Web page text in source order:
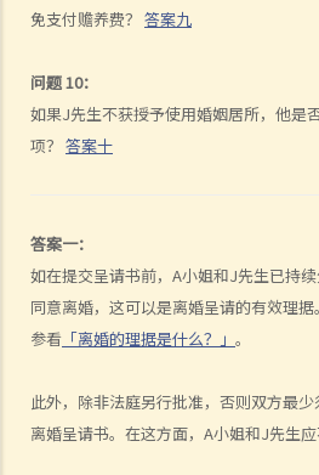
免支付赡养费？ 答案九
问题 10：
如果J先生不获授予使用婚姻居所，他是
项？ 答案十
答案一：
如在提交呈请书前，A小姐和J先生已持
同意离婚，这可以是离婚呈请的有效理
参看 「离婚的理据是什么？」 。
此外，除非法庭另行批准，否则双方最
离婚呈请书。在这方面，A小姐和J先生应
1. 我在香港合法结婚。如果后来我的配偶
1. 于海外结婚的同性伴侣在香港享有的权
2. 同性伴侣需要回到他们结婚的国家才能
1. 假结婚可以被起诉那些刑事罪行以及刑
2. 如何证明一段婚姻是假结婚？
3. 如果我涉及假结婚，这是否自动意味着
M. 婚姻状况记录
1. 在香港结婚有年龄限制吗？